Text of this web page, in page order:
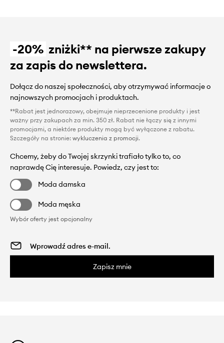
-20% zniżki** na pierwsze zakupy
za zapis do newslettera.
Dołącz do naszej społeczności, aby otrzymywać informacje o
najnowszych promocjach i produktach.
**Rabat jest jednorazowy, obejmuje nieprzecenione produkty i jest
ważny przy zakupach za min. 350 zł. Rabat nie łączy się z innymi
promocjami, a niektóre produkty mogą być wyłączone z rabatu.
Szczegóły na stronie: wykluczenia z promocji.
Chcemy, żeby do Twojej skrzynki trafiało tylko to, co
naprawdę Cię interesuje. Powiedz, czy jest to:
Moda damska
Moda męska
Wybór oferty jest opcjonalny
Zapisz mnie